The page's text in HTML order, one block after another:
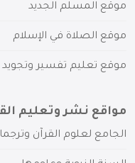
موقع المسلم الجديد
موقع الصلاة في الإسلام
موقع تعليم تفسير وتجويد
مواقع نشر وتعليم
الجامع لعلوم القرآن